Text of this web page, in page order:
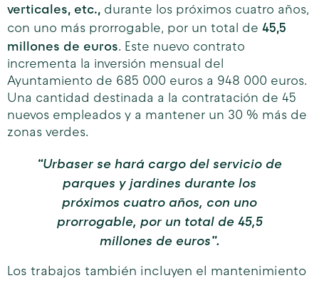
verticales, etc., durante los próximos cuatro años,
con uno más prorrogable, por un total de 45,5
millones de euros. Este nuevo contrato
incrementa la inversión mensual del
Ayuntamiento de 685 000 euros a 948 000 euros.
Una cantidad destinada a la contratación de 45
nuevos empleados y a mantener un 30 % más de
zonas verdes.
“Urbaser se hará cargo del servicio de
parques y jardines durante los
próximos cuatro años, con uno
prorrogable, por un total de 45,5
millones de euros”.
Los trabajos también incluyen el mantenimiento